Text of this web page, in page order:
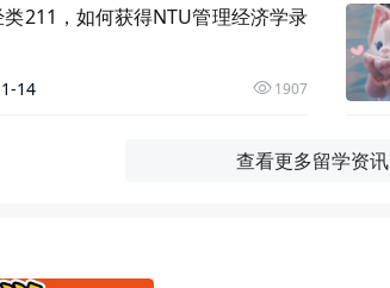
211，如何获得NTU管理经济学录
14 1907
查看更多留学资讯